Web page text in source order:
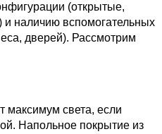
(открытые,
наличию вспомогательных
дверей). Рассмотрим
максимум света, если
Напольное покрытие из